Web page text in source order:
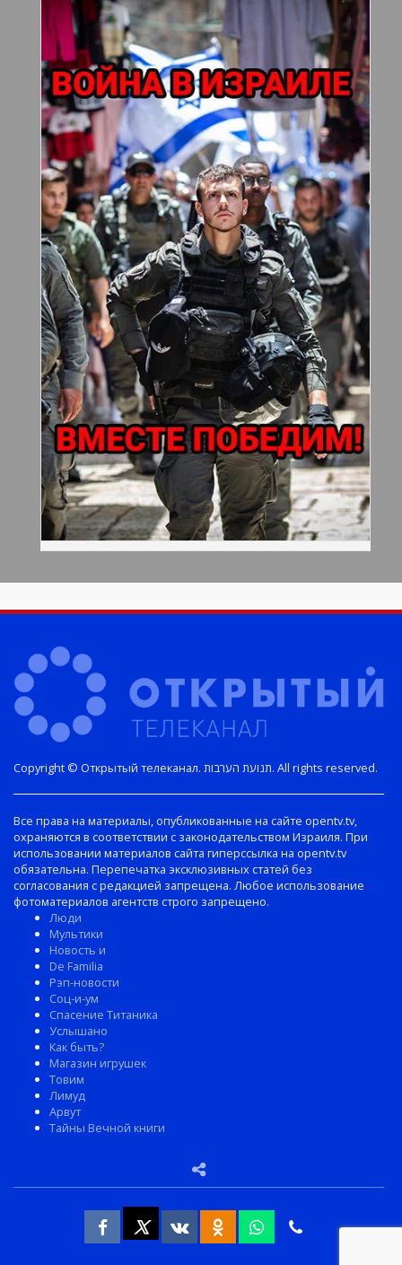
Copyright © Открытый телеканал. תנועת הערבות. All rights reserved.
Все права на материалы, опубликованные на сайте opentv.tv,
охраняются в соответствии с законодательством Израиля. При
использовании материалов сайта гиперссылка на opentv.tv
обязательна. Перепечатка эксклюзивных статей без
согласования с редакцией запрещена. Любое использование
фотоматериалов агентств строго запрещено.
Люди
Мультики
Новость и
De Familia
Рэп-новости
Соц-и-ум
Спасение Титаника
Услышано
Как быть?
Магазин игрушек
Товим
Лимуд
Арвут
Тайны Вечной книги